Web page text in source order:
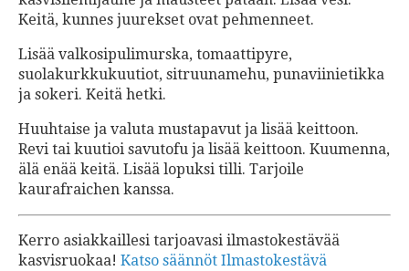
Keitä, kunnes juurekset ovat pehmenneet.
Lisää valkosipulimurska, tomaattipyre,
suolakurkkukuutiot, sitruunamehu, punaviinietikka
ja sokeri. Keitä hetki.
Huuhtaise ja valuta mustapavut ja lisää keittoon.
Revi tai kuutioi savutofu ja lisää keittoon. Kuumenna,
älä enää keitä. Lisää lopuksi tilli. Tarjoile
kaurafraichen kanssa.
Kerro asiakkaillesi tarjoavasi ilmastokestävää
kasvisruokaa! Katso säännöt Ilmastokestävä